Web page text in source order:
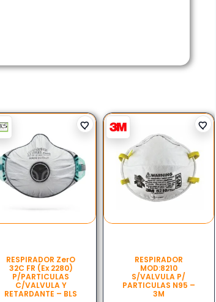
RESPIRADOR ZerO
32C FR (ex 2280)
P/PARTICULAS
C/VALVULA Y
RETARDANTE – BLS
RESPIRADOR
MOD:8210
S/VALVULA P/
PARTICULAS N95 –
3M